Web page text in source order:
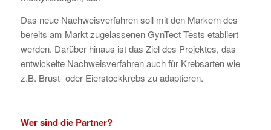
Das neue Nachweisverfahren soll mit den Markern des
bereits am Markt zugelassenen GynTect Tests etabliert
werden. Darüber hinaus ist das Ziel des Projektes, das
entwickelte Nachweisverfahren auch für Krebsarten wie
z.B. Brust- oder Eierstockkrebs zu adaptieren.
Wer sind die Partner?